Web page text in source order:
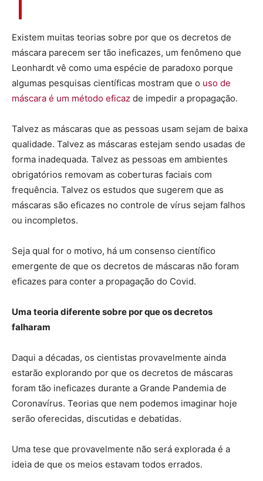
Existem muitas teorias sobre por que os decretos de
máscara parecem ser tão ineficazes, um fenômeno que
Leonhardt vê como uma espécie de paradoxo porque
algumas pesquisas científicas mostram que o uso de
máscara é um método eficaz de impedir a propagação.
Talvez as máscaras que as pessoas usam sejam de baixa
qualidade. Talvez as máscaras estejam sendo usadas de
forma inadequada. Talvez as pessoas em ambientes
obrigatórios removam as coberturas faciais com
frequência. Talvez os estudos que sugerem que as
máscaras são eficazes no controle de vírus sejam falhos
ou incompletos.
Seja qual for o motivo, há um consenso científico
emergente de que os decretos de máscaras não foram
eficazes para conter a propagação do Covid.
Uma teoria diferente sobre por que os decretos
falharam
Daqui a décadas, os cientistas provavelmente ainda
estarão explorando por que os decretos de máscaras
foram tão ineficazes durante a Grande Pandemia de
Coronavírus. Teorias que nem podemos imaginar hoje
serão oferecidas, discutidas e debatidas.
Uma tese que provavelmente não será explorada é a
ideia de que os meios estavam todos errados.